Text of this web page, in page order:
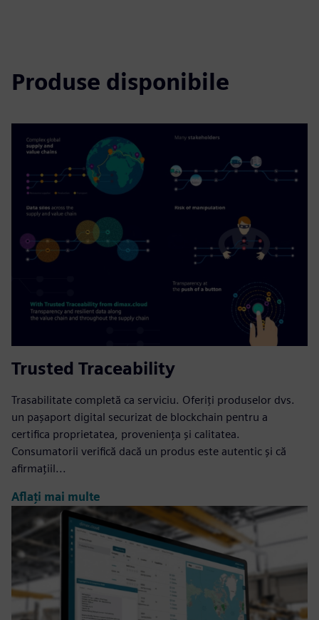
Produse disponibile
Trusted Traceability
Trasabilitate completă ca serviciu. Oferiți produselor dvs.
un pașaport digital securizat de blockchain pentru a
certifica proprietatea, proveniența și calitatea.
Consumatorii verifică dacă un produs este autentic și că
afirmațiil...
Aflați mai multe